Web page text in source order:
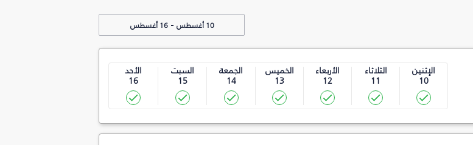
10 أغسطس -16 أغسطس
الإثنين
10
الثلاثاء
11
الأربعاء
12
الخميس
13
الجمعة
14
السبت
15
الأحد
16